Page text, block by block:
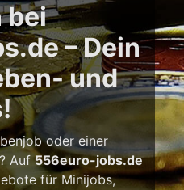
bei
– Dein
und
oder einer
Auf556euro-jobs.de
für Minijobs,